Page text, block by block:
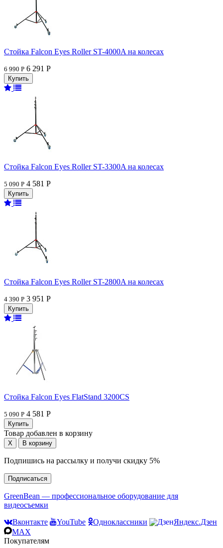
Стойка Falcon Eyes Roller ST-4000A на колесах
6 990 Р 6 291 Р
Стойка Falcon Eyes Roller ST-3300A на колесах
5 090 Р 4 581 Р
Стойка Falcon Eyes Roller ST-2800A на колесах
4 390 Р 3 951 Р
Стойка Falcon Eyes FlatStand 3200CS
5 090 Р 4 581 Р
Товар добавлен в корзину
Подпишись на рассылку и получи скидку 5%
Подписаться
GreenBean — профессиональное оборудование для
видеосъемки
Вконтакте
YouTube Одноклассники
Яндекс.Дзен
MAX
Покупателям